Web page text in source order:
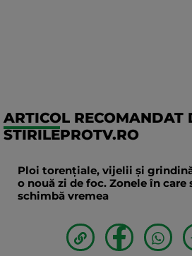
ARTICOL RECOMANDAT
STIRILEPROTV.RO
Ploi torențiale, vijelii și
o nouă zi de foc. Zonele în care
schimbă vremea